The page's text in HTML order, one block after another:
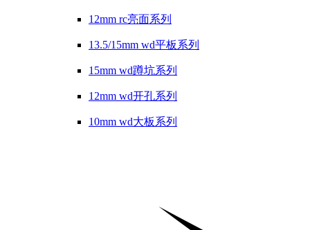
12mm rc亮面系列
13.5/15mm wd平板系列
15mm wd蹲坑系列
12mm wd开孔系列
10mm wd大板系列